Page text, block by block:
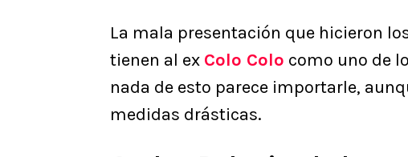
La mala presentación que hicieron
tienen al ex Colo Colo como uno de
nada de esto parece importarle,
medidas drásticas.